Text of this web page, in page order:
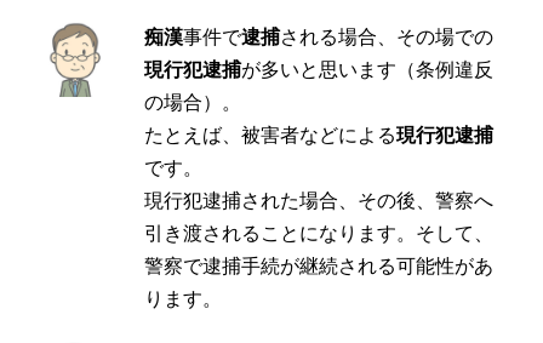
痴漢事件で逮捕される場合、その場での
現行犯逮捕が多いと思います（条例違反
の場合）。
たとえば、被害者などによる現行犯逮捕
です。
現行犯逮捕された場合、その後、警察へ
引き渡されることになります。そして、
警察で逮捕手続が継続される可能性があ
ります。